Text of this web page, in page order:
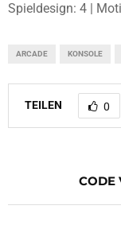
Spieldesign: 4 |
ARCADE KONSOLE
TEILEN 0
CODE